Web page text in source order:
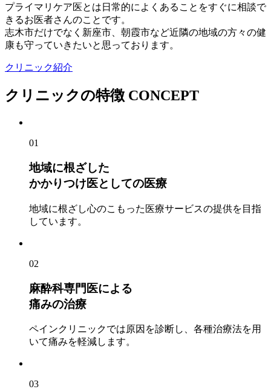
プライマリケア医とは日常的によくあることをすぐに相談で
きるお医者さんのことです。
志木市だけでなく新座市、朝霞市など近隣の地域の方々の健
康も守っていきたいと思っております。
クリニック紹介
クリニックの特徴 CONCEPT
01
地域に根ざした
かかりつけ医としての医療
地域に根ざし心のこもった医療サービスの提供を目指
しています。
02
麻酔科専門医による
痛みの治療
ペインクリニックでは原因を診断し、各種治療法を用
いて痛みを軽減します。
03